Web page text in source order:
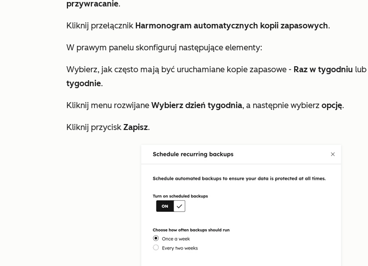
przywracanie.
Kliknij przełącznik Harmonogram automatycznych kopii zapasowych.
W prawym panelu skonfiguruj następujące elementy:
Wybierz, jak często mają być uruchamiane kopie zapasowe - Raz w tygodniu lub
tygodnie.
Kliknij menu rozwijane Wybierz dzień tygodnia, a następnie wybierz opcję.
Kliknij przycisk Zapisz.